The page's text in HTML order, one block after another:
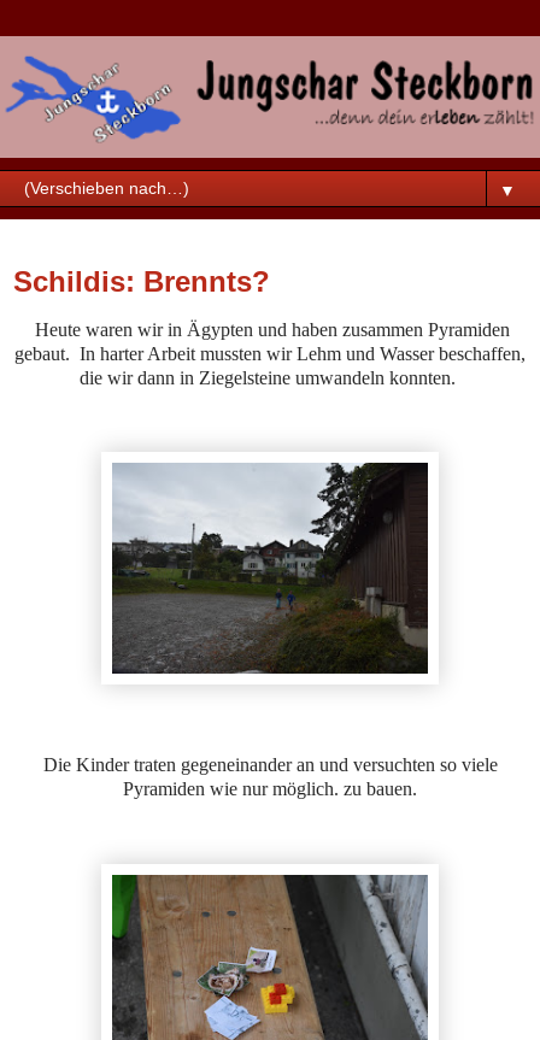
▼
Schildis: Brennts?
Heute waren wir in Ägypten und haben zusammen Pyramiden
gebaut. In harter Arbeit mussten wir Lehm und Wasser beschaffen,
die wir dann in Ziegelsteine umwandeln konnten.
Die Kinder traten gegeneinander an und versuchten so viele
Pyramiden wie nur möglich. zu bauen.